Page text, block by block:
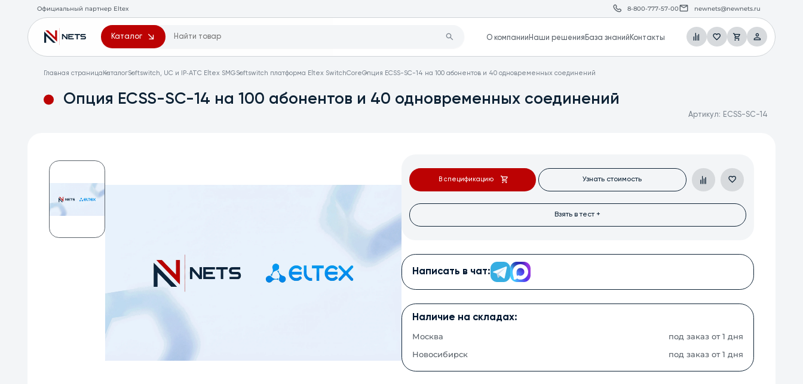
Официальный партнер Eltex 8-800-777-57-00 newnets@newnets.ru
Каталог О компании Наши решения База знаний Контакты
Главная страницаКаталогSoftswitch, UC и IP‑АТС Eltex SMGSoftswitch платформа Eltex SwitchCoreОпция ECSS-SC-14 на 100 абонентов и 40 одновременных соединений
Опция ECSS-SC-14 на 100 абонентов и 40 одновременных соединений
Артикул: ECSS-SC-14
В спецификацию Узнать стоимость
Взять в тест +
Написать в чат:
Наличие на складах:
Москва
под заказ от 1 дня
Новосибирск
под заказ от 1 дня